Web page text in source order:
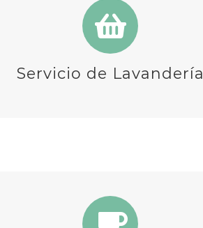
Servicio de Lavandería